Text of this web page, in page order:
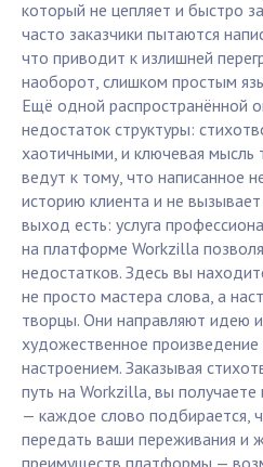
который не цепляет и быстро
часто заказчики пытаются
что приводит к излишней
наоборот, слишком простым
Ещё одной распространённой
недостаток структуры:
хаотичными, и ключевая мысль
ведут к тому, что написанное
историю клиента и не
выход есть: услуга
на платформе Workzilla
недостатков. Здесь вы
не просто мастера слова, а
творцы. Они направляют идею
художественное
настроением. Заказывая
путь на Workzilla, вы
— каждое слово подбирается,
передать ваши переживания и